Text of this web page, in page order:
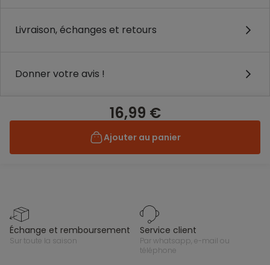
Livraison, échanges et retours
Donner votre avis !
16,99 €
Ajouter au panier
échange et remboursement
sur toute la saison
service client
par whatsapp, e-mail ou
téléphone